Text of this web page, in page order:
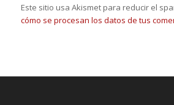
Este sitio usa Akismet para reducir el
cómo se procesan los datos de tus